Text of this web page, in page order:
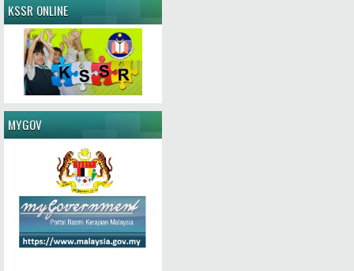
KSSR ONLINE
MYGOV